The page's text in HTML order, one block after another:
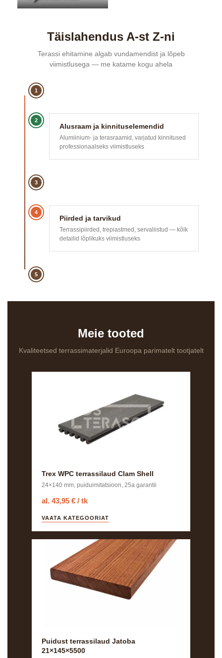
Täislahendus A-st Z-ni
Terassi ehitamine algab vundamendist ja lõpeb
viimistlusega — me katame kogu ahela
1
2
Alusraam ja kinnituselemendid
Alumiinium- ja terasraamid, varjatud kinnitused
professionaalseks viimistluseks
3
4
Piirded ja tarvikud
Terrassipiirded, trepiastmed, servaliistud — kõik
detailid lõplikuks viimistluseks
5
Meie tooted
Kvaliteetsed terrassimaterjalid Euroopa parimatelt tootjatelt
Trex WPC terrassilaud Clam Shell
24×140 mm, puiduimitatsioon, 25a garantii
al. 43,95 € / tk
VAATA KATEGOORIAT
Puidust terrassilaud Jatoba
21×145×5500